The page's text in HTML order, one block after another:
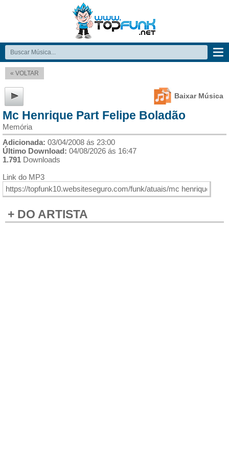
« VOLTAR
Baixar Música
Mc Henrique Part Felipe Boladão
Memória
Adicionada: 03/04/2008 ás 23:00
Último Download: 04/08/2026 ás 16:47
1.791 Downloads
Link do MP3
+ DO ARTISTA